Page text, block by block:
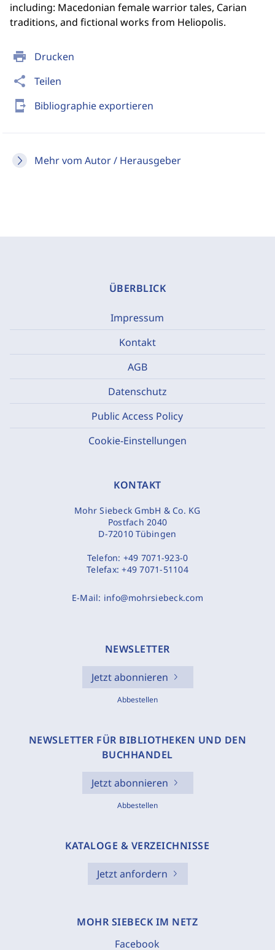
print Drucken
share Teilen
send_to_mobile Bibliographie exportieren
Mehr vom Autor / Herausgeber
including: Macedonian female warrior tales, Carian
traditions, and fictional works from Heliopolis.
ÜBERBLICK
Impressum
Kontakt
AGB
Datenschutz
Public Access Policy
Cookie-Einstellungen
KONTAKT
Mohr Siebeck GmbH & Co. KG
Postfach 2040
D-72010 Tübingen
Telefon: +49 7071-923-0
Telefax:+49 7071-51104
E-Mail: info@mohrsiebeck.com
NEWSLETTER
Jetzt abonnieren
Abbestellen
NEWSLETTER FÜR BIBLIOTHEKEN UND DEN
BUCHHANDEL
Jetzt abonnieren
Abbestellen
KATALOGE & VERZEICHNISSE
Jetzt anfordern
MOHR SIEBECK IM NETZ
Facebook